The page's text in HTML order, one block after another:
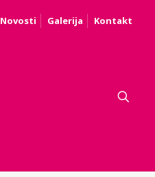
Novosti Galerija Kontakt